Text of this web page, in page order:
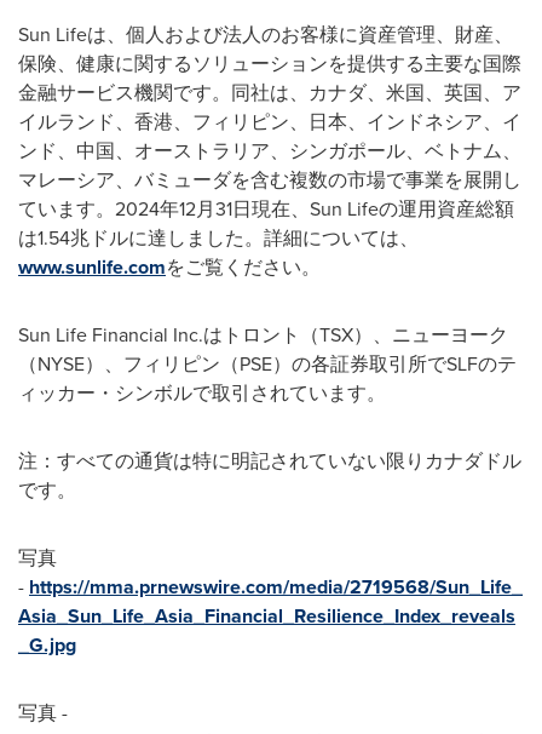
Sun Lifeは、個人および法人のお客様に資産管理、財産、
保険、健康に関するソリューションを提供する主要な国際
金融サービス機関です。同社は、カナダ、米国、英国、ア
イルランド、香港、フィリピン、日本、インドネシア、イ
ンド、中国、オーストラリア、シンガポール、ベトナム、
マレーシア、バミューダを含む複数の市場で事業を展開し
ています。2024年12月31日現在、Sun Lifeの運用資産総額
は1.54兆ドルに達しました。詳細については、
www.sunlife.comをご覧ください。
Sun Life Financial Inc.はトロント（TSX）、ニューヨーク
（NYSE）、フィリピン（PSE）の各証券取引所でSLFのテ
ィッカー・シンボルで取引されています。
注：すべての通貨は特に明記されていない限りカナダドル
です。
写真
- https://mma.prnewswire.com/media/2719568/Sun_Life_
Asia_Sun_Life_Asia_Financial_Resilience_Index_reveals
_G.jpg
写真 -